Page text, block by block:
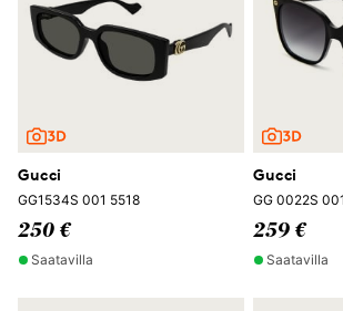
Gucci
GG1534S 001 5518
250 €
Saatavilla
Gucci
GG 0022S
259 €
Saatavilla